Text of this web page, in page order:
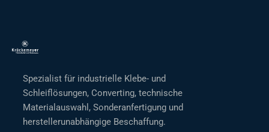
Spezialist für industrielle Klebe- und
Schleiflösungen, Converting, technische
Materialauswahl, Sonderanfertigung und
herstellerunabhängige Beschaffung.